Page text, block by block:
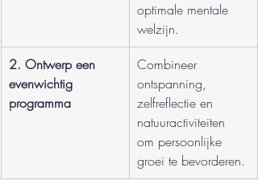
optimale mentale
welzijn.
2. Ontwerp een
evenwichtig
programma
Combineer
ontspanning,
zelfreflectie en
natuuractiviteiten
om persoonlijke
groei te bevorderen.